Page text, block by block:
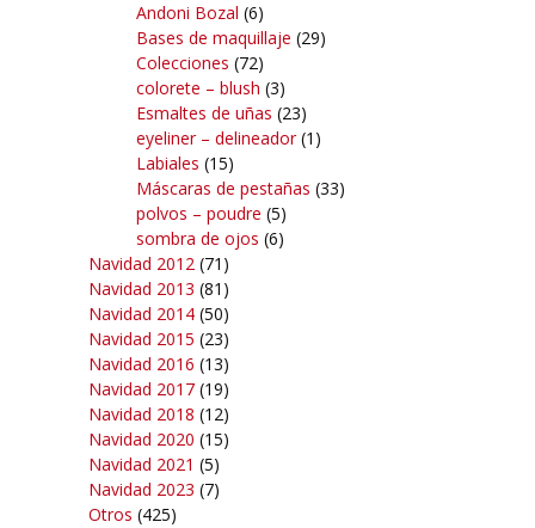
Andoni Bozal (6)
Bases de maquillaje (29)
Colecciones (72)
colorete – blush (3)
Esmaltes de uñas (23)
eyeliner – delineador(1)
Labiales (15)
Máscaras de pestañas (33)
polvos – poudre (5)
sombra de ojos (6)
Navidad 2012 (71)
Navidad 2013 (81)
Navidad 2014 (50)
Navidad 2015 (23)
Navidad 2016 (13)
Navidad 2017 (19)
Navidad 2018 (12)
Navidad 2020 (15)
Navidad 2021 (5)
Navidad 2023 (7)
Otros (425)